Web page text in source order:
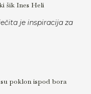
šik Ines Heli
je inspiracija za
poklon ispod bora